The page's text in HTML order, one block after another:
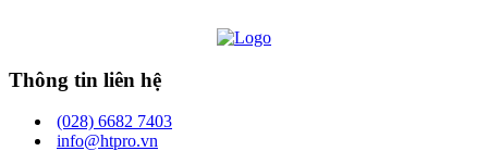
Thông tin liên hệ
(028) 6682 7403
info@htpro.vn